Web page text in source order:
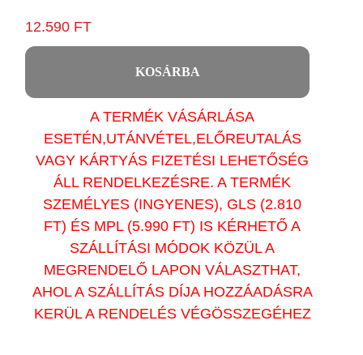
12.590 FT
KOSÁRBA
A TERMÉK VÁSÁRLÁSA
ESETÉN,UTÁNVÉTEL,ELŐREUTALÁS
VAGY KÁRTYÁS FIZETÉSI LEHETŐSÉG
ÁLL RENDELKEZÉSRE. A TERMÉK
SZEMÉLYES (INGYENES), GLS (2.810
FT) ÉS MPL (5.990 FT) IS KÉRHETŐ A
SZÁLLÍTÁSI MÓDOK KÖZÜL A
MEGRENDELŐ LAPON VÁLASZTHAT,
AHOL A SZÁLLÍTÁS DÍJA HOZZÁADÁSRA
KERÜL A RENDELÉS VÉGÖSSZEGÉHEZ